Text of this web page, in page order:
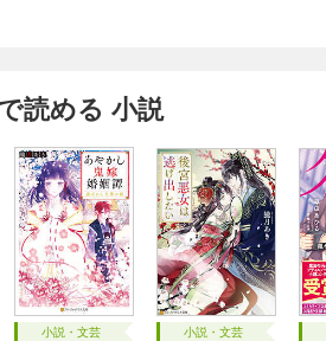
読める 小説
小説・文芸 小説・文芸